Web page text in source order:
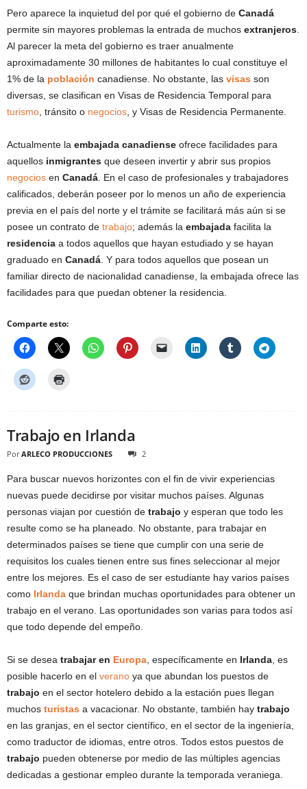
Pero aparece la inquietud del por qué el gobierno de Canadá
permite sin mayores problemas la entrada de muchos extranjeros.
Al parecer la meta del gobierno es traer anualmente
aproximadamente 30 millones de habitantes lo cual constituye el
1% de la población canadiense. No obstante, las visas son
diversas, se clasifican en Visas de Residencia Temporal para
turismo, tránsito o negocios, y Visas de Residencia Permanente.
Actualmente la embajada canadiense ofrece facilidades para
aquellos inmigrantes que deseen invertir y abrir sus propios
negocios en Canadá. En el caso de profesionales y trabajadores
calificados, deberán poseer por lo menos un año de experiencia
previa en el país del norte y el trámite se facilitará más aún si se
posee un contrato de trabajo; además la embajada facilita la
residencia a todos aquellos que hayan estudiado y se hayan
graduado en Canadá. Y para todos aquellos que posean un
familiar directo de nacionalidad canadiense, la embajada ofrece las
facilidades para que puedan obtener la residencia.
Comparte esto:
Trabajo en Irlanda
Por ARLECO PRODUCCIONES 2
Para buscar nuevos horizontes con el fin de vivir experiencias
nuevas puede decidirse por visitar muchos países. Algunas
personas viajan por cuestión de trabajo y esperan que todo les
resulte como se ha planeado. No obstante, para trabajar en
determinados países se tiene que cumplir con una serie de
requisitos los cuales tienen entre sus fines seleccionar al mejor
entre los mejores. Es el caso de ser estudiante hay varios países
como Irlanda que brindan muchas oportunidades para obtener un
trabajo en el verano. Las oportunidades son varias para todos así
que todo depende del empeño.
Si se desea trabajar en Europa, específicamente en Irlanda, es
posible hacerlo en el verano ya que abundan los puestos de
trabajo en el sector hotelero debido a la estación pues llegan
muchos turistas a vacacionar. No obstante, también hay trabajo
en las granjas, en el sector científico, en el sector de la ingeniería,
como traductor de idiomas, entre otros. Todos estos puestos de
trabajo pueden obtenerse por medio de las múltiples agencias
dedicadas a gestionar empleo durante la temporada veraniega.